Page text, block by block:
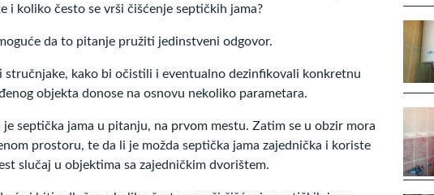
i koliko često se vrši čišćenje septičkih jama?
da to pitanje pružiti jedinstveni odgovor.
stručnjake, kako bi očistili i eventualno dezinfikovali konkretnu
objekta donose na osnovu nekoliko parametara.
septička jama u pitanju, na prvom mestu. Zatim se u obzir mora
prostoru, te da li je možda septička jama zajednička i koriste
slučaj u objektima sa zajedničkim dvorištem.